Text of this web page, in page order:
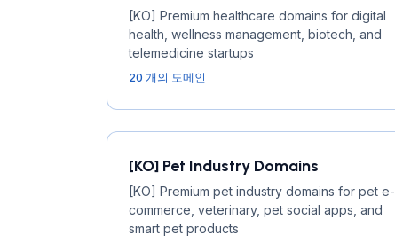
[KO] Premium healthcare domains for digital
health, wellness management, biotech, and
telemedicine startups
20 개의 도메인
[KO] Pet Industry Domains
[KO] Premium pet industry domains for pet e-
commerce, veterinary, pet social apps, and
smart pet products